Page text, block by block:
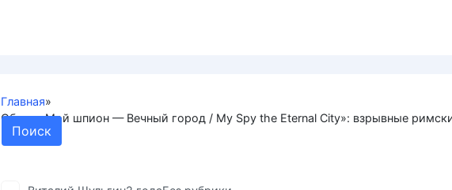
Главная»
Обзор «Мой шпион — Вечный город / My Spy the Eternal City»: взрывные
каникулы
Поиск